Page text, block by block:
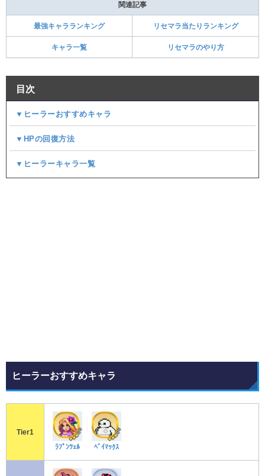
関連記事
最強キャラランキング リセマラ当たりランキング
キャラ一覧 リセマラのやり方
目次
▼ヒーラーおすすめキャラ
▼HPの回復方法
▼ヒーラーキャラ一覧
ヒーラーおすすめキャラ
Tier1
ﾗﾌﾟﾝﾂｪﾙ ﾍﾞｲﾏｯｸｽ